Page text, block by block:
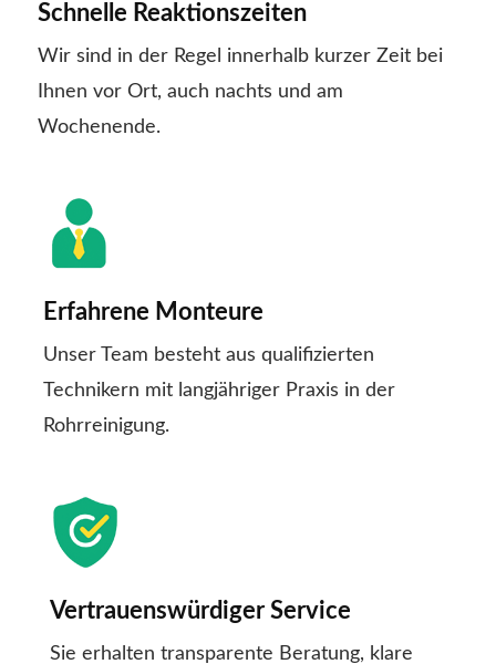
Schnelle Reaktionszeiten
Wir sind in der Regel innerhalb kurzer Zeit bei
Ihnen vor Ort, auch nachts und am
Wochenende.
Erfahrene Monteure
Unser Team besteht aus qualifizierten
Technikern mit langjähriger Praxis in der
Rohrreinigung.
Vertrauenswürdiger Service
Sie erhalten transparente Beratung, klare